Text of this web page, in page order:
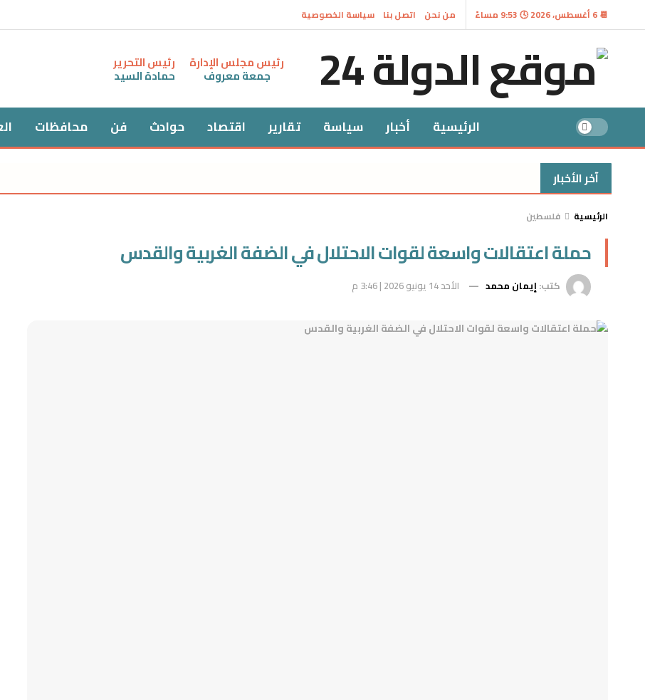
📆 6 أغسطس، 2026 🕓 9:53 مساءً من نحن اتصل بنا سياسة الخصوصية
رئيس مجلس الإدارة
جمعة معروف
رئيس التحرير
حمادة السيد
الرئيسية أخبار سياسة تقارير اقتصاد حوادث فن محافظات
آخر الأخبار
الرئيسية فلسطين
حملة اعتقالات واسعة لقوات الاحتلال في الضفة الغربية والقدس
كتب: إيمان محمد الأحد 14 يونيو 2026 | 3:46 م